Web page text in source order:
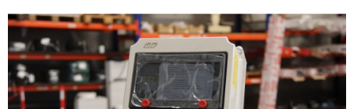
produktu
je
0,0
z
5
hvězdiček.